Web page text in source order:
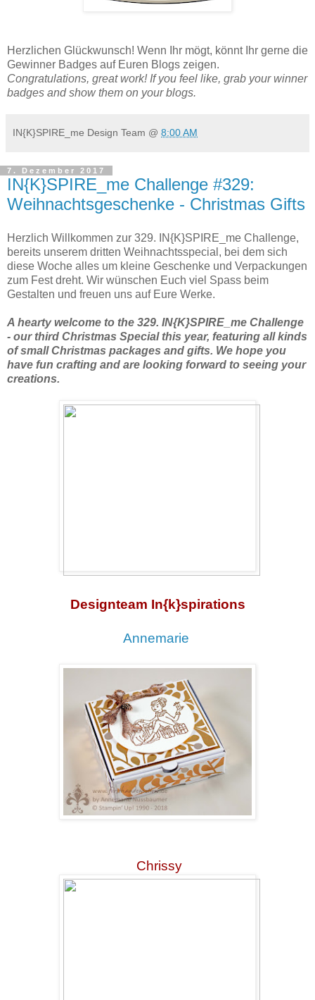
Herzlichen Glückwunsch! Wenn Ihr mögt, könnt Ihr gerne die
Gewinner Badges auf Euren Blogs zeigen.
Congratulations, great work! If you feel like, grab your winner
badges and show them on your blogs.
IN{K}SPIRE_me Design Team @ 8:00 AM
7. Dezember 2017
IN{K}SPIRE_me Challenge #329:
Weihnachtsgeschenke - Christmas Gifts
Herzlich Willkommen zur 329. IN{K}SPIRE_me Challenge,
bereits unserem dritten Weihnachtsspecial, bei dem sich
diese Woche alles um kleine Geschenke und Verpackungen
zum Fest dreht. Wir wünschen Euch viel Spass beim
Gestalten und freuen uns auf Eure Werke.
A hearty welcome to the 329. IN{K}SPIRE_me Challenge
- our third Christmas Special this year, featuring all kinds
of small Christmas packages and gifts. We hope you
have fun crafting and are looking forward to seeing your
creations.
Designteam In{k}spirations
Annemarie
Chrissy